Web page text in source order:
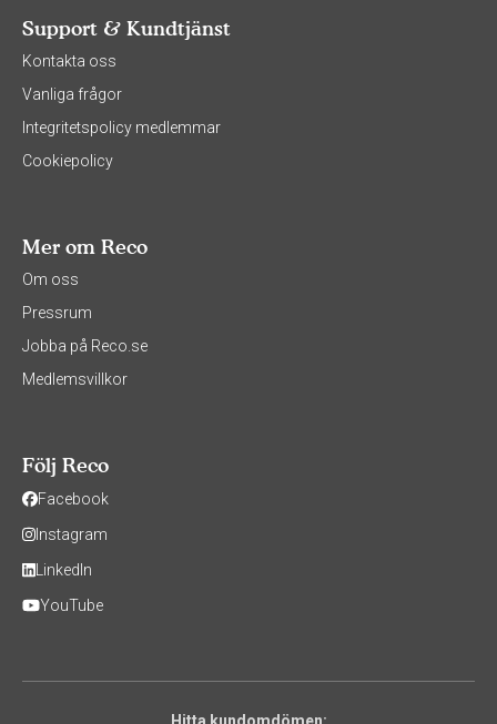
Support & Kundtjänst
Kontakta oss
Vanliga frågor
Integritetspolicy medlemmar
Cookiepolicy
Mer om Reco
Om oss
Pressrum
Jobba på Reco.se
Medlemsvillkor
Följ Reco
Facebook
Instagram
LinkedIn
YouTube